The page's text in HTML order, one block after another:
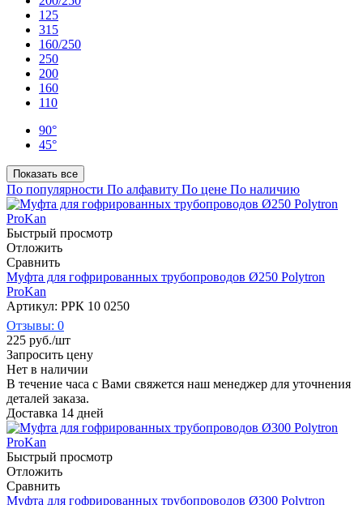
125
315
160/250
250
200
160
110
90°
45°
Показать все
По популярности По алфавиту По цене По наличию
Быстрый просмотр
Отложить
Сравнить
Муфта для гофрированных трубопроводов Ø250 Polytron
ProKan
Артикул: РРК 10 0250
Отзывы: 0
225 руб./шт
Запросить цену
Нет в наличии
В течение часа с Вами свяжется наш менеджер для уточнения
деталей заказа.
Доставка 14 дней
Быстрый просмотр
Отложить
Сравнить
Муфта для гофрированных трубопроводов Ø300 Polytron